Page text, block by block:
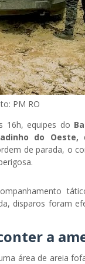
PM RO
16h, equipes do
do Oeste,
de parada, o
disparos foram
a
área de areia